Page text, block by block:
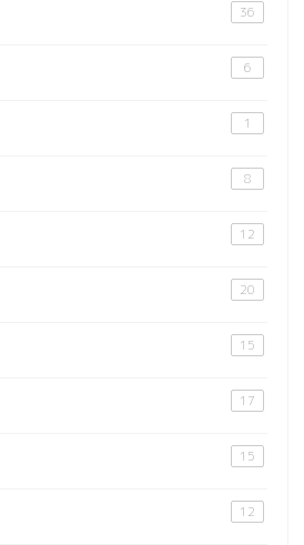
36
6
1
8
12
20
15
17
15
12